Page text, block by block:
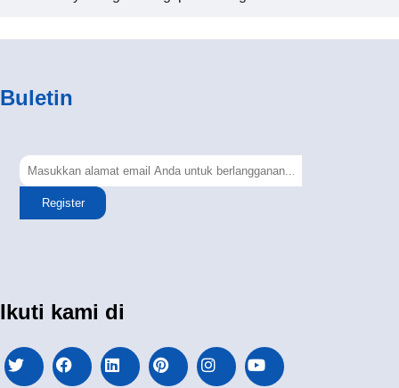
Buletin
Register
Ikuti kami di